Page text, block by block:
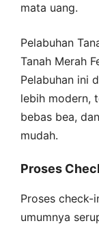
mata uang.
Pelabuhan
Tanah Merah
Pelabuhan ini
lebih modern,
bebas bea,
mudah.
Proses
Proses check-
umumnya